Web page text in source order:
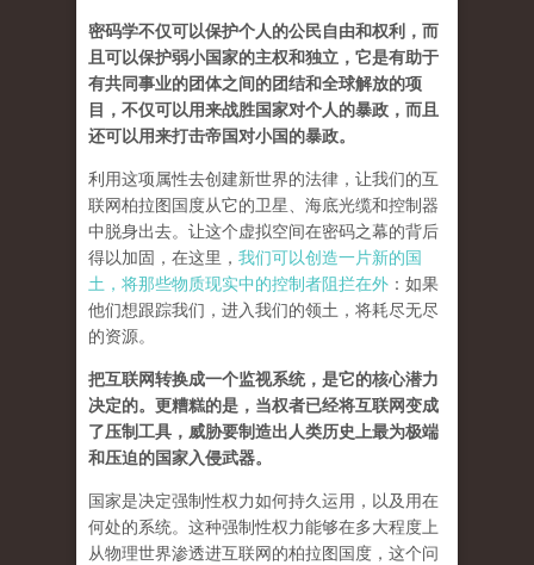
密码学不仅可以保护个人的公民自由和权利，而
且可以保护弱小国家的主权和独立，它是有助于
有共同事业的团体之间的团结和全球解放的项
目，不仅可以用来战胜国家对个人的暴政，而且
还可以用来打击帝国对小国的暴政。
利用这项属性去创建新世界的法律，让我们的互
联网柏拉图国度从它的卫星、海底光缆和控制器
中脱身出去。让这个虚拟空间在密码之幕的背后
得以加固，在这里， 我们可以创造一片新的国
土，将那些物质现实中的控制者阻拦在外 ：如果
他们想跟踪我们，进入我们的领土，将耗尽无尽
的资源。
把互联网转换成一个监视系统，是它的核心潜力
决定的。更糟糕的是，当权者已经将互联网变成
了压制工具，威胁要制造出人类历史上最为极端
和压迫的国家入侵武器。
国家是决定强制性权力如何持久运用，以及用在
何处的系统。这种强制性权力能够在多大程度上
从物理世界渗透进互联网的柏拉图国度，这个问